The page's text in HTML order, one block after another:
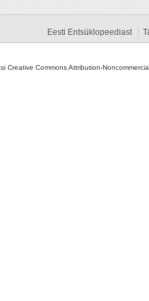
Eesti Entsüklopeediast
Creative Commons Attribution-